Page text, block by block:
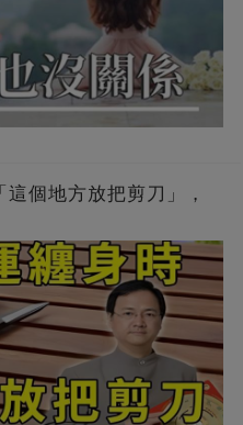
個地方放把剪刀」，